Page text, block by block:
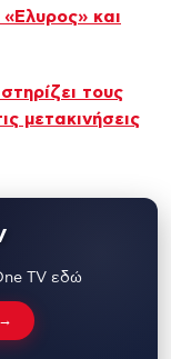
και
τους
μετακινήσεις
TV εδώ